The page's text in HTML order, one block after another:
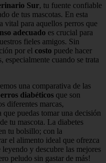
Sur, tu fuente confiable
de tus mascotas. En esta
vital para aquellos perros que
adecuado es crucial para
fieles amigos. Sin
por el costo puede hacer
especialmente cuando se trata
una comparativa de las
diabéticos que son
diferentes marcas,
puedas tomar una decisión
tu mascota. La diabetes
tu bolsillo; con la
el alimento ideal que ofrezca
y descubre las mejores
peludo sin gastar de más!